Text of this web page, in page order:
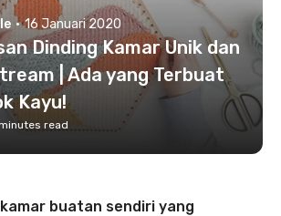
· 16 Januari 2020
Dinding Kamar Unik dan
| Ada yang Terbuat
Kayu!
read
buatan sendiri yang